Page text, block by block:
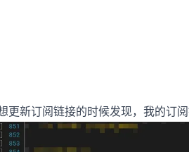
更新订阅链接的时候发现，我的订